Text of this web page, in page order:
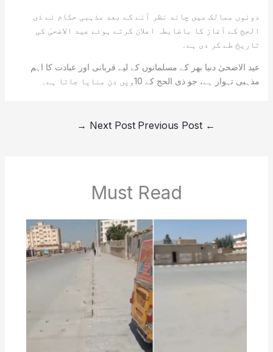
دونوں ممالک میں چاند نظر آنے کے بعد مذہبی حکام نے ذی
الحج کے آغاز کا باضابطہ اعلان کرتے ہوئے عید الاضحیٰ کی
تاریخ طے کر دی ہے۔
عید الاضحیٰ دنیا بھر کے مسلمانوں کے لیے قربانی اور عبادت کا اہم
مذہبی تہوار ہے، جو ذی الحج کے 10ویں دن منایا جاتا ہے۔
←
Next Post
→
Must Read